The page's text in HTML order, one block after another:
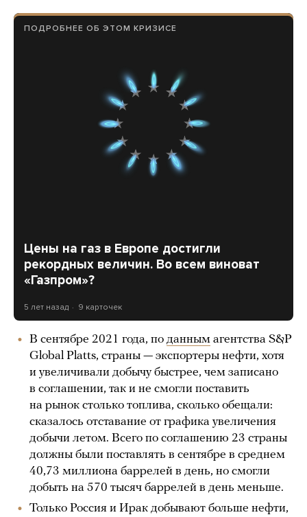
ПОДРОБНЕЕ ОБ ЭТОМ КРИЗИСЕ
Цены на газ в Европе достигли
рекордных величин. Во всем виноват
«Газпром»?
5 лет назад 9 карточек
В сентябре 2021 года, по данным агентства S&P
Global Platts, страны — экспортеры нефти, хотя
и увеличивали добычу быстрее, чем записано
в соглашении, так и не смогли поставить
на рынок столько топлива, сколько обещали:
сказалось отставание от графика увеличения
добычи летом. Всего по соглашению 23 страны
должны были поставлять в сентябре в среднем
40,73 миллиона баррелей в день, но смогли
добыть на 570 тысяч баррелей в день меньше.
Только Россия и Ирак добывают больше нефти,